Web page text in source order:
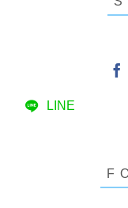
LINE